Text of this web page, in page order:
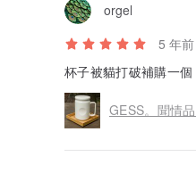
orgel
5 年前
杯子被貓打破補購一個
GESS。聞情